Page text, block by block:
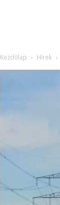
Kezdőlap Hírek